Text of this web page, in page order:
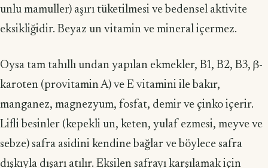
unlu mamuller) aşırı tüketilmesi ve bedensel aktivite
eksikliğidir. Beyaz un vitamin ve mineral içermez.
Oysa tam tahıllı undan yapılan ekmekler, B1, B2, B3, β-
karoten (provitamin A) ve E vitamini ile bakır,
manganez, magnezyum, fosfat, demir ve çinko içerir.
Lifli besinler (kepekli un, keten, yulaf ezmesi, meyve ve
sebze) safra asidini kendine bağlar ve böylece safra
dışkıyla dışarı atılır. Eksilen safrayı karşılamak için